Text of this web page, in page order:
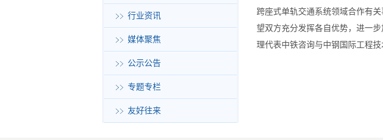
行业资讯
媒体聚焦
公示公告
专题专栏
友好往来
跨座式单轨交通系统领域合作有
望双方充分发挥各自优势，进一
理代表中铁咨询与中钢国际工程